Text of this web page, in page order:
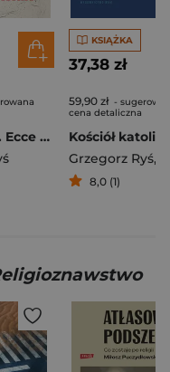
Mandatum. Ecce Homo
KSIĄŻKA
37,38 zł
59,90 zł -
cena detaliczna
Grzegorz Ryś,
8,0 (1)